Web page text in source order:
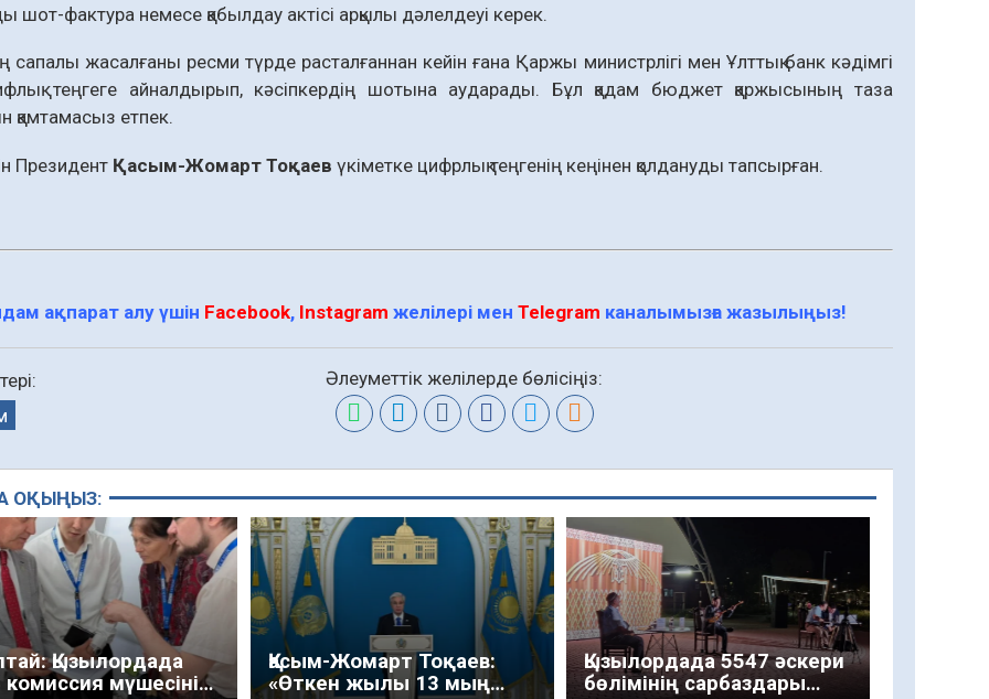
шот-фактура немесе қабылдау актісі арқылы дәлелдеуі керек.
жасалғаны ресми түрде расталғаннан кейін ғана Қаржы министрлігі мен Ұлттық банк кәдімгі
теңгеге айналдырып, кәсіпкердің шотына аударады. Бұл қадам бюджет қаржысының таза
қамтамасыз етпек.
ПрезидентҚасым-Жомарт Тоқаев үкіметке цифрлық теңгенің кеңінен қолдануды тапсырған.
ақпарат алу үшін Facebook, Instagram желілері менTelegram каналымызға жазылыңыз!
Әлеуметтік желілерде бөлісіңіз:
ОҚЫҢЫЗ:
Қызылордада
комиссия мүшесінің
Қасым-Жомарт Тоқаев:
«Өткен жылы 13 мың
Қызылордада 5547 әскери
бөлімінің сарбаздары